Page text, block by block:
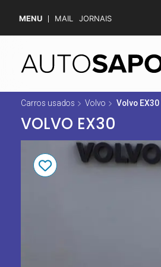
MENU MAIL JORNAIS
Carros usados Volvo Volvo EX30
VOLVO EX30